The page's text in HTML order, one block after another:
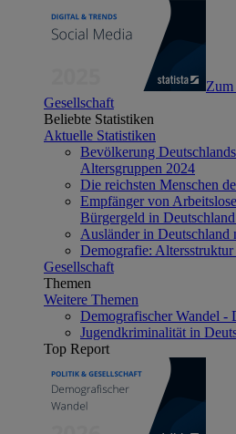
Zum
Gesellschaft
Beliebte Statistiken
Aktuelle Statistiken
Bevölkerung
Altersgruppen 2024
Die reichsten Menschen
Empfänger von
Bürgergeld in
Ausländer in Deutschland
Demografie:
Gesellschaft
Themen
Weitere Themen
Demografischer Wandel -
Jugendkriminalität in
Top Report